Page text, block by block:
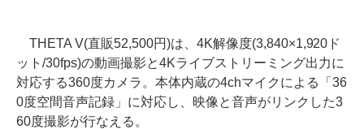
THETA V(直販52,500円)は、4K解像度(3,840×1,920ド
ット/30fps)の動画撮影と4Kライブストリーミング出力に
対応する360度カメラ。本体内蔵の4chマイクによる「36
0度空間音声記録」に対応し、映像と音声がリンクした3
60度撮影が行なえる。